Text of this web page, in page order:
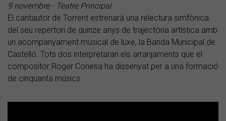
9 novembre - Teatre Principal
El cantautor de Torrent estrenarà una relectura simfònica
del seu repertori de quinze anys de trajectòria artística amb
un acompanyament musical de luxe, la Banda Municipal de
Castelló. Tots dos interpretaran els arranjaments que el
compositor Roger Conesa ha dissenyat per a una formació
de cinquanta músics.